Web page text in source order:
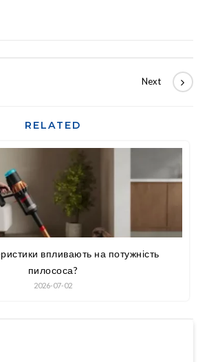
RELATED
впливають на потужність
пилососа?
2026-07-02